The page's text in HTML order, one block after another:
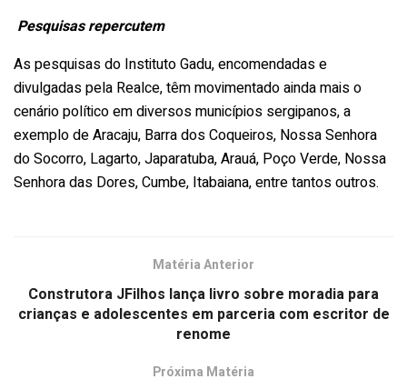
Pesquisas repercutem
As pesquisas do Instituto Gadu, encomendadas e
divulgadas pela Realce, têm movimentado ainda mais o
cenário político em diversos municípios sergipanos, a
exemplo de Aracaju, Barra dos Coqueiros, Nossa Senhora
do Socorro, Lagarto, Japaratuba, Arauá, Poço Verde, Nossa
Senhora das Dores, Cumbe, Itabaiana, entre tantos outros.
Matéria Anterior
Construtora JFilhos lança livro sobre moradia para
crianças e adolescentes em parceria com escritor de
renome
Próxima Matéria